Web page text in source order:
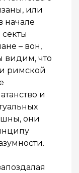
или
начале
– вон,
видим, что
римской
и
они